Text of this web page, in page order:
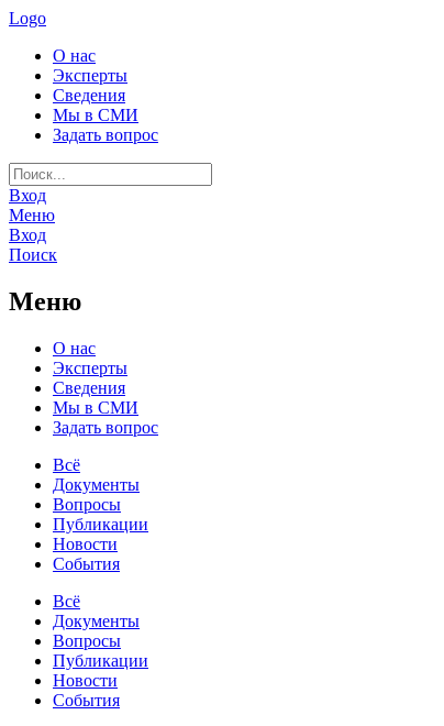
Logo
О нас
Эксперты
Сведения
Мы в СМИ
Задать вопрос
Вход
Меню
Вход
Поиск
Меню
О нас
Эксперты
Сведения
Мы в СМИ
Задать вопрос
Всё
Документы
Вопросы
Публикации
Новости
События
Всё
Документы
Вопросы
Публикации
Новости
События